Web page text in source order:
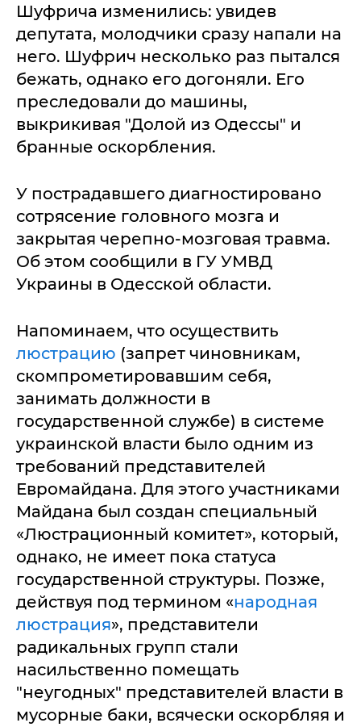
Шуфрича изменились: увидев
депутата, молодчики сразу напали на
него. Шуфрич несколько раз пытался
бежать, однако его догоняли. Его
преследовали до машины,
выкрикивая "Долой из Одессы" и
бранные оскорбления.
У пострадавшего диагностировано
сотрясение головного мозга и
закрытая черепно-мозговая травма.
Об этом сообщили в ГУ УМВД
Украины в Одесской области.
Напоминаем, что осуществить
люстрацию (запрет чиновникам,
скомпрометировавшим себя,
занимать должности в
государственной службе) в системе
украинской власти было одним из
требований представителей
Евромайдана. Для этого участниками
Майдана был создан специальный
«Люстрационный комитет», который,
однако, не имеет пока статуса
государственной структуры. Позже,
действуя под термином «народная
люстрация», представители
радикальных групп стали
насильственно помещать
"неугодных" представителей власти в
мусорные баки, всячески оскорбляя и